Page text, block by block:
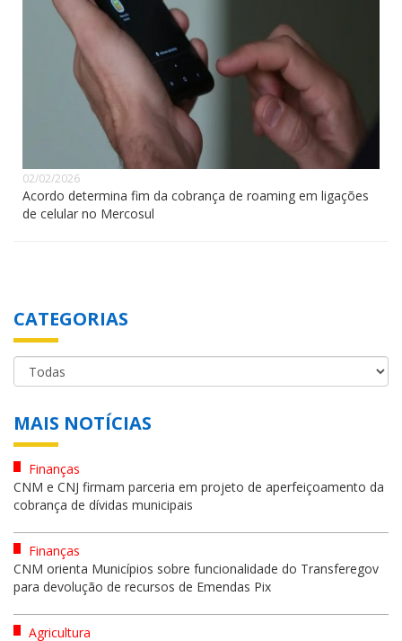
02/02/2026
Acordo determina fim da cobrança de roaming em ligações
de celular no Mercosul
CATEGORIAS
MAIS NOTÍCIAS
Finanças
CNM e CNJ firmam parceria em projeto de aperfeiçoamento da
cobrança de dívidas municipais
Finanças
CNM orienta Municípios sobre funcionalidade do Transferegov
para devolução de recursos de Emendas Pix
Agricultura